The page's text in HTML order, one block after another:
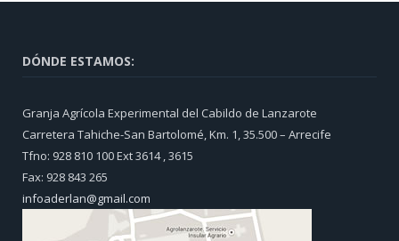
DÓNDE ESTAMOS:
Granja Agrícola Experimental del Cabildo de Lanzarote
Carretera Tahiche-San Bartolomé, Km. 1, 35.500 – Arrecife
Tfno: 928 810 100 Ext 3614 , 3615
Fax: 928 843 265
infoaderlan@gmail.com